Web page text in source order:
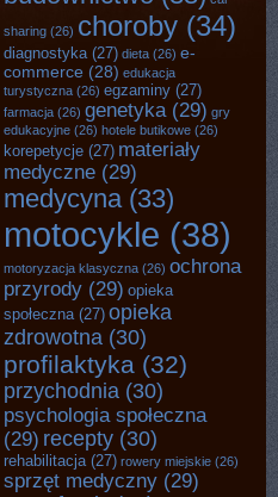
sharing (26) choroby (34)
diagnostyka(27) dieta (26) e-
commerce (28) edukacja
turystyczna (26) egzaminy (27)
farmacja (26) genetyka (29) gry
edukacyjne (26) hotele butikowe (26)
korepetycje (27) materiały
medyczne (29)
medycyna(33)
motocykle (38)
motoryzacja klasyczna (26) ochrona
przyrody (29) opieka
społeczna(27) opieka
zdrowotna (30)
profilaktyka (32)
przychodnia (30)
psychologia społeczna
(29) recepty (30)
rehabilitacja(27) rowery miejskie (26)
sprzęt medyczny (29)